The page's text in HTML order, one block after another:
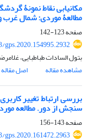
مکانیابی نقاط نمونۀ
مطالعۀ موردی: شمال
صفحه123-142
gps.2020.154995.2932
بتول السادات طباطبایی،
مشاهده مقاله
اصل مقاله
بررسی ارتباط تغییر
سنجش از دور. مطالعه
صفحه143-156
gps.2020.161472.2963